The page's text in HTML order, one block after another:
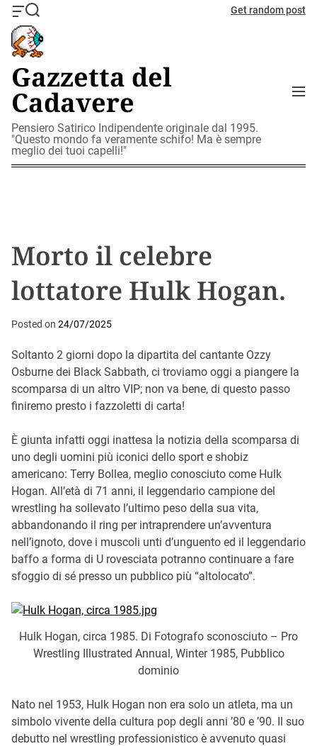
O
f
f
c
a
n
v
a
s
W
i
d
S
e
a
r
c
h
Get random post
Gazzetta del
Cadavere
Pensiero Satirico Indipendente originale dal 1995.
"Questo mondo fa veramente schifo! Ma è sempre
meglio dei tuoi capelli!"
M
Morto il celebre
lottatore Hulk Hogan.
Posted on 24/07/2025
Soltanto 2 giorni dopo la dipartita del cantante Ozzy
Osburne dei Black Sabbath, ci troviamo oggi a piangere la
scomparsa di un altro VIP; non va bene, di questo passo
finiremo presto i fazzoletti di carta!
È giunta infatti oggi inattesa la notizia della scomparsa di
uno degli uomini più iconici dello sport e shobiz
americano: Terry Bollea, meglio conosciuto come Hulk
Hogan. All’età di 71 anni, il leggendario campione del
wrestling ha sollevato l’ultimo peso della sua vita,
abbandonando il ring per intraprendere un’avventura
nell’ignoto, dove i muscoli unti d’unguento ed il leggendario
baffo a forma di U rovesciata potranno continuare a fare
sfoggio di sé presso un pubblico più “altolocato”.
Hulk Hogan, circa 1985. Di Fotografo sconosciuto – Pro
Wrestling Illustrated Annual, Winter 1985, Pubblico
dominio
Nato nel 1953, Hulk Hogan non era solo un atleta, ma un
simbolo vivente della cultura pop degli anni ’80 e ’90. Il suo
debutto nel wrestling professionistico è avvenuto quasi